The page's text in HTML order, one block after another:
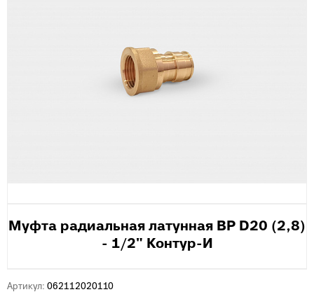
Муфта радиальная латунная ВР D20 (2,8)
- 1/2" Контур-И
Артикул: 062112020110